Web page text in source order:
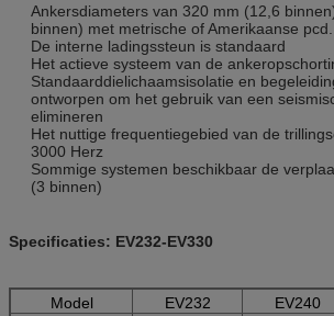
Ankersdiameters van 320 mm (12,6
binnen) met metrische of Amerikaanse pcd.
De interne ladingssteun is standaard
Het actieve systeem van de
Standaarddielichaamsisolatie en
ontworpen om het gebruik van een
elimineren
Het nuttige frequentiegebied van de
3000 Herz
Sommige systemen beschikbaar de
(3 binnen)
Specificaties: EV232-EV330
Model EV232 EV240